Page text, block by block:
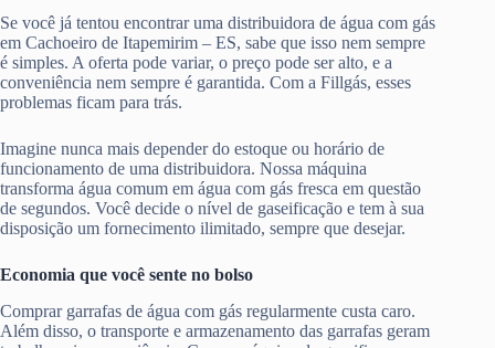
Se você já tentou encontrar uma distribuidora de água com gás
em Cachoeiro de Itapemirim – ES, sabe que isso nem sempre
é simples. A oferta pode variar, o preço pode ser alto, e a
conveniência nem sempre é garantida. Com a Fillgás, esses
problemas ficam para trás.
Imagine nunca mais depender do estoque ou horário de
funcionamento de uma distribuidora. Nossa máquina
transforma água comum em água com gás fresca em questão
de segundos. Você decide o nível de gaseificação e tem à sua
disposição um fornecimento ilimitado, sempre que desejar.
Economia que você sente no bolso
Comprar garrafas de água com gás regularmente custa caro.
Além disso, o transporte e armazenamento das garrafas geram